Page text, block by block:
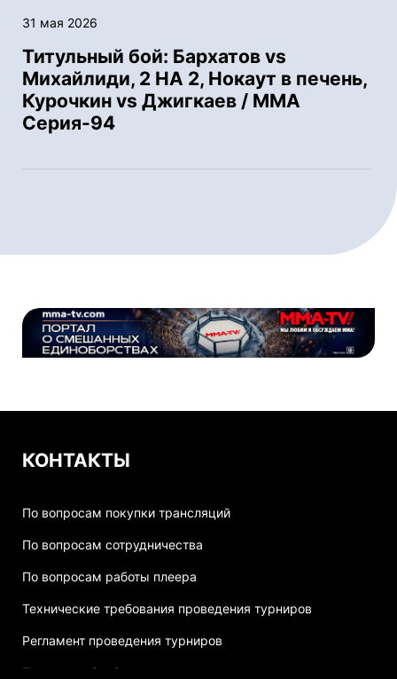
31 мая 2026
Титульный бой: Бархатов vs
Михайлиди, 2 НА 2, Нокаут в печень,
Курочкин vs Джигкаев / ММА
Серия-94
КОНТАКТЫ
По вопросам покупки трансляций
По вопросам сотрудничества
По вопросам работы плеера
Технические требования проведения турниров
Регламент проведения турниров
Политика обработки персональных данных